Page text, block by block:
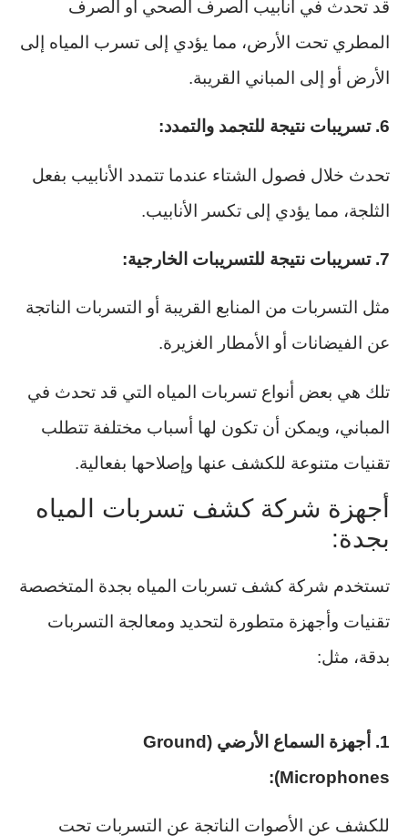
قد تحدث في أنابيب الصرف الصحي أو الصرف
المطري تحت الأرض، مما يؤدي إلى تسرب المياه إلى
الأرض أو إلى المباني القريبة.
6. تسريبات نتيجة للتجمد والتمدد:
تحدث خلال فصول الشتاء عندما تتمدد الأنابيب بفعل
الثلجة، مما يؤدي إلى تكسر الأنابيب.
7. تسريبات نتيجة للتسريبات الخارجية:
مثل التسربات من المنابع القريبة أو التسربات الناتجة
عن الفيضانات أو الأمطار الغزيرة.
تلك هي بعض أنواع تسربات المياه التي قد تحدث في
المباني، ويمكن أن تكون لها أسباب مختلفة تتطلب
تقنيات متنوعة للكشف عنها وإصلاحها بفعالية.
أجهزة شركة كشف تسربات المياه
بجدة:
تستخدم شركة كشف تسربات المياه بجدة المتخصصة
تقنيات وأجهزة متطورة لتحديد ومعالجة التسربات
بدقة، مثل:
1. أجهزة السماع الأرضي (Ground
Microphones):
للكشف عن الأصوات الناتجة عن التسربات تحت